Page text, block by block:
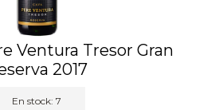
Ventura Tresor Gran
2017
En stock: 7